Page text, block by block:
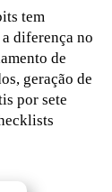
tem
diferença no
de
geração de
por sete